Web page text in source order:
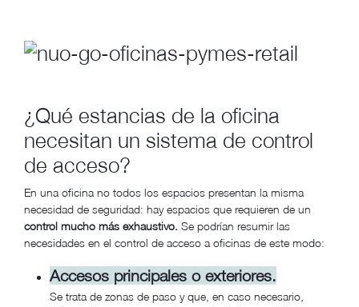
¿Qué estancias de la oficina
necesitan un sistema de control
de acceso?
En una oficina no todos los espacios presentan la misma
necesidad de seguridad: hay espacios que requieren de un
control mucho más exhaustivo. Se podrían resumir las
necesidades en el control de acceso a oficinas de este modo:
Accesos principales o exteriores.
Se trata de zonas de paso y que, en caso necesario,